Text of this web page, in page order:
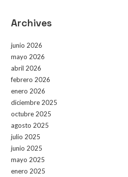
Archives
junio 2026
mayo 2026
abril 2026
febrero 2026
enero 2026
diciembre 2025
octubre 2025
agosto 2025
julio 2025
junio 2025
mayo 2025
enero 2025